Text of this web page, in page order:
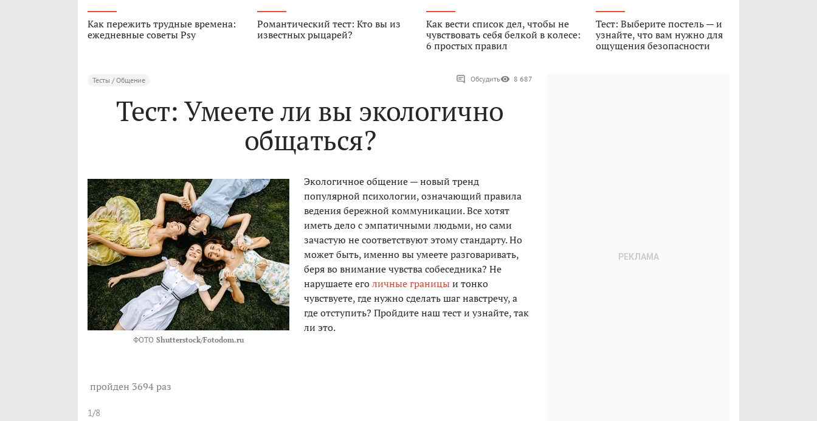
Как пережить трудные времена:
ежедневные советы Psy
Романтический тест: Кто вы из
известных рыцарей?
Как вести список дел, чтобы не
чувствовать себя белкой в колесе:
6 простых правил
Тест: Выберите постель — и
узнайте, что вам нужно для
ощущения безопасности
Тесты / Общение Обсудить 8 687
Тест: Умеете ли вы экологично
общаться?
ФОТО Shutterstock/Fotodom.ru
Экологичное общение — новый тренд
популярной психологии, означающий правила
ведения бережной коммуникации. Все хотят
иметь дело с эмпатичными людьми, но сами
зачастую не соответствуют этому стандарту. Но
может быть, именно вы умеете разговаривать,
беря во внимание чувства собеседника? Не
нарушаете еголичные границыи тонко
чувствуете, где нужно сделать шаг навстречу, а
где отступить? Пройдите наш тест и узнайте, так
ли это.
пройден 3694 раз
1/8